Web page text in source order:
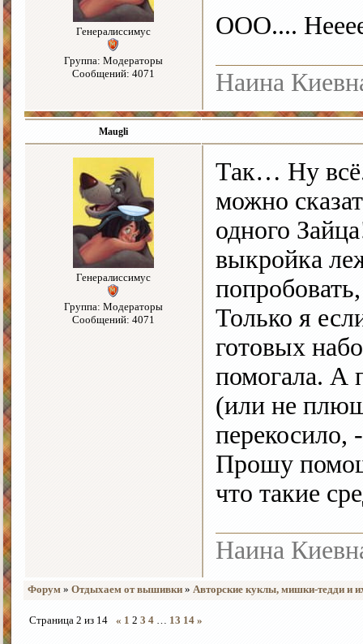
Генералиссимус
Группа: Модераторы
Сообщений: 4071
ООО....
Наина
Maugli
Генералиссимус
Группа: Модераторы
Сообщений: 4071
Так… Ну
можно
одного
выкройка
Только я
готовых
помогала. А
(или не
Прошу
что такие
Наина
Форум » Отдыхаем от вышивки » Авторские куклы, мишки-тедди и
Страница 2 из 14 « 1 2 3 4 … 13 14 »